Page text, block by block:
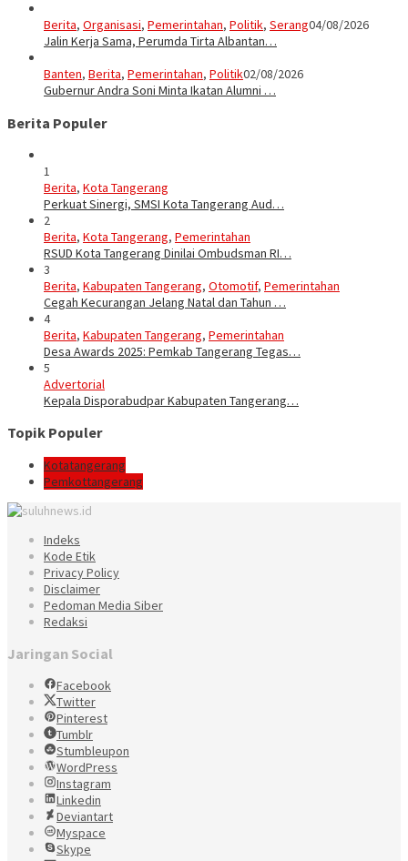
Berita, Organisasi, Pemerintahan, Politik, Serang04/08/2026
Jalin Kerja Sama, Perumda Tirta Albantan…
Banten, Berita, Pemerintahan, Politik02/08/2026
Gubernur Andra Soni Minta Ikatan Alumni …
Berita Populer
1
Berita, Kota Tangerang
Perkuat Sinergi, SMSI Kota Tangerang Aud…
2
Berita, Kota Tangerang, Pemerintahan
RSUD Kota Tangerang Dinilai Ombudsman RI…
3
Berita, Kabupaten Tangerang, Otomotif, Pemerintahan
Cegah Kecurangan Jelang Natal dan Tahun …
4
Berita, Kabupaten Tangerang, Pemerintahan
Desa Awards 2025: Pemkab Tangerang Tegas…
5
Advertorial
Kepala Disporabudpar Kabupaten Tangerang…
Topik Populer
Kotatangerang
Pemkottangerang
Indeks
Kode Etik
Privacy Policy
Disclaimer
Pedoman Media Siber
Redaksi
Jaringan Social
Facebook
Twitter
Pinterest
Tumblr
Stumbleupon
WordPress
Instagram
Linkedin
Deviantart
Myspace
Skype